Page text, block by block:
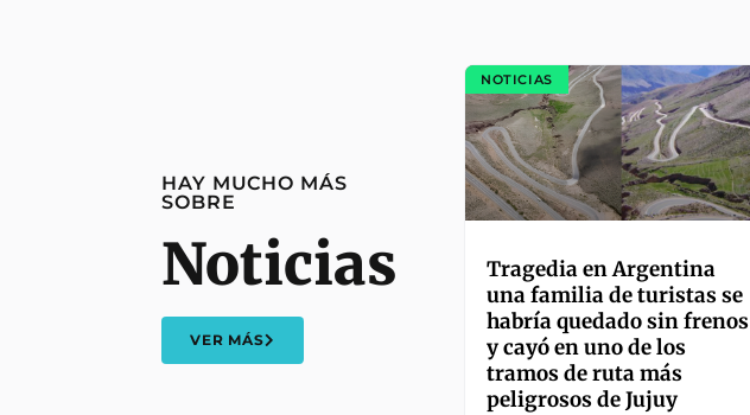
HAY MUCHO MÁS
SOBRE
Noticias
VER MÁS
NOTICIAS
Tragedia en Argentina
una familia de turistas se
habría quedado sin frenos
y cayó en uno de los
tramos de ruta más
peligrosos de Jujuy